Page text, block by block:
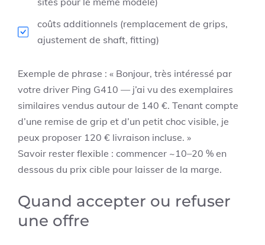
coûts additionnels (remplacement de grips,
ajustement de shaft, fitting)
Exemple de phrase : « Bonjour, très intéressé par
votre driver Ping G410 — j’ai vu des exemplaires
similaires vendus autour de 140 €. Tenant compte
d’une remise de grip et d’un petit choc visible, je
peux proposer 120 € livraison incluse. »
Savoir rester flexible : commencer ~10–20 % en
dessous du prix cible pour laisser de la marge.
Quand accepter ou refuser
une offre